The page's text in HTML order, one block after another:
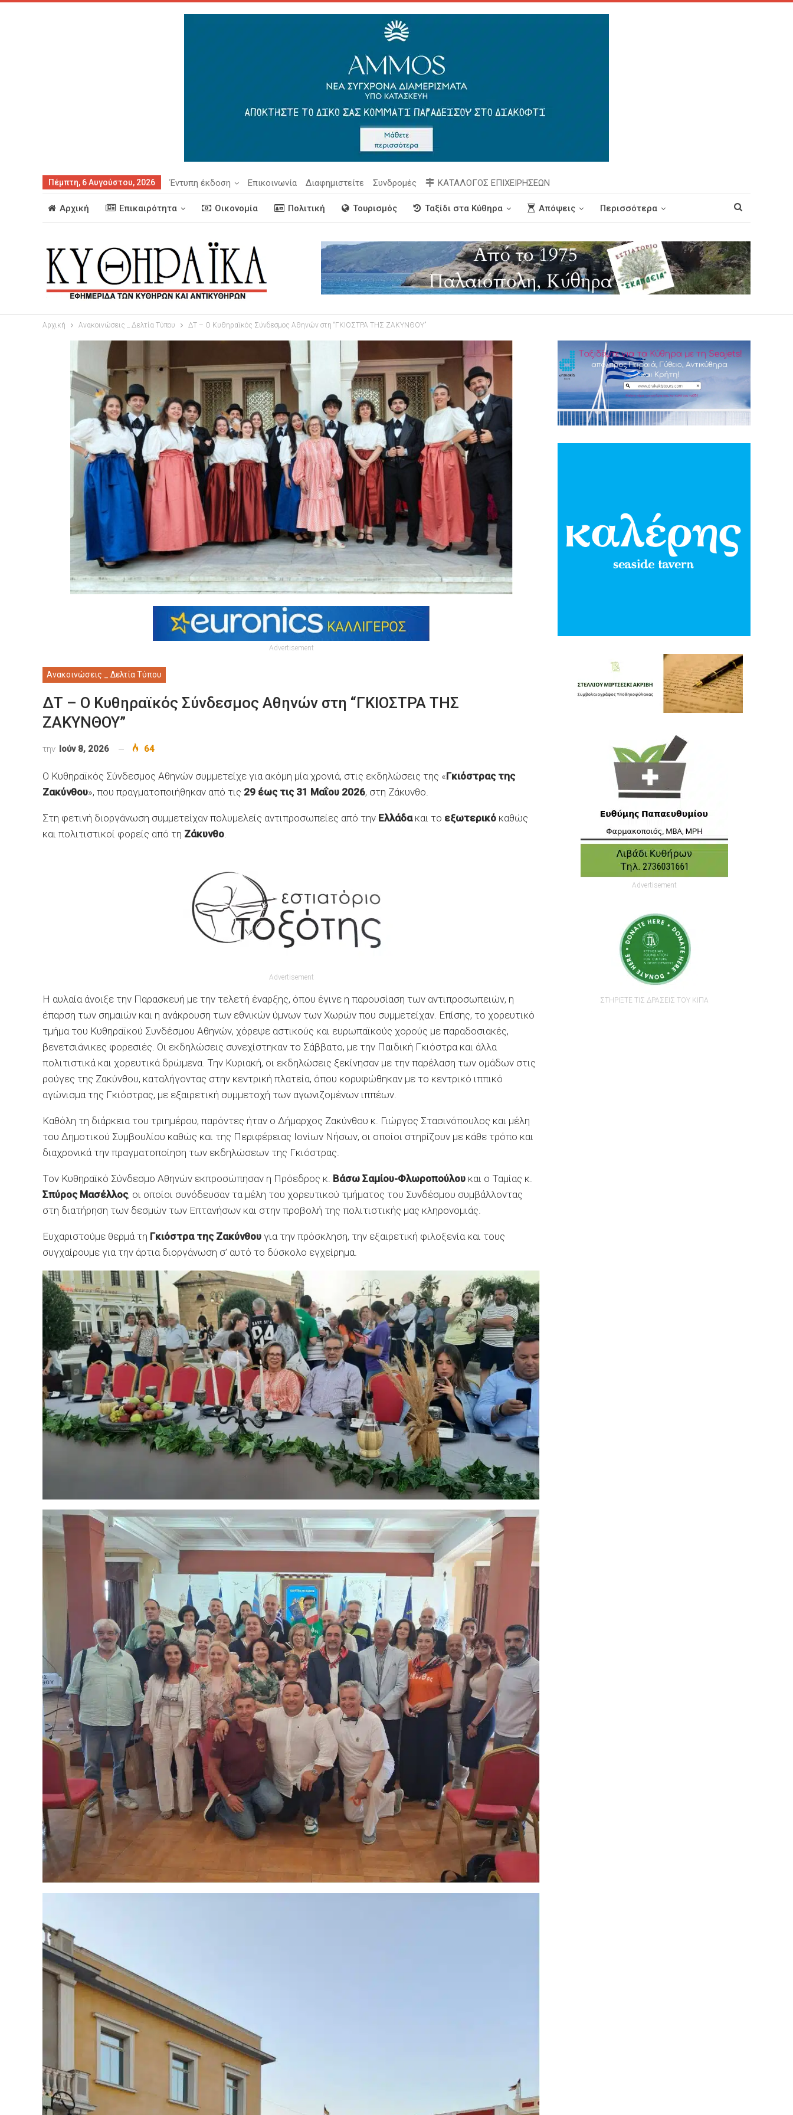
Πέμπτη, 6 Αυγούστου, 2026 Έντυπη έκδοση Επικοινωνία Διαφημιστείτε Συνδρομές ΚΑΤΑΛΟΓΟΣ ΕΠΙΧΕΙΡΗΣΕΩΝ
Αρχική Επικαιρότητα Οικονομία Πολιτική Τουρισμός Ταξίδι στα Κύθηρα Απόψεις Περισσότερα
Αρχική Ανακοινώσεις _ Δελτία Τύπου ΔΤ – Ο Κυθηραϊκός Σύνδεσμος Αθηνών στη “ΓΚΙΟΣΤΡΑ ΤΗΣ ΖΑΚΥΝΘΟΥ”
Advertisement
Ανακοινώσεις _ Δελτία Τύπου
ΔΤ – Ο Κυθηραϊκός Σύνδεσμος Αθηνών στη “ΓΚΙΟΣΤΡΑ ΤΗΣ
ΖΑΚΥΝΘΟΥ”
την Ιούν 8, 2026 64
Ο Κυθηραϊκός Σύνδεσμος Αθηνών συμμετείχε για ακόμη μία χρονιά, στις εκδηλώσεις της «Γκιόστρας της
Ζακύνθου», που πραγματοποιήθηκαν από τις 29 έως τις 31 Μαΐου 2026, στη Ζάκυνθο.
Στη φετινή διοργάνωση συμμετείχαν πολυμελείς αντιπροσωπείες από την Ελλάδακαι το εξωτερικό καθώς
και πολιτιστικοί φορείς από τη Ζάκυνθο.
Advertisement
Η αυλαία άνοιξε την Παρασκευή με την τελετή έναρξης, όπου έγινε η παρουσίαση των αντιπροσωπειών, η
έπαρση των σημαιών και η ανάκρουση των εθνικών ύμνων των Χωρών που συμμετείχαν. Επίσης, το χορευτικό
τμήμα του Κυθηραϊκού Συνδέσμου Αθηνών, χόρεψε αστικούς και ευρωπαϊκούς χορούς με παραδοσιακές,
βενετσιάνικες φορεσιές. Οι εκδηλώσεις συνεχίστηκαν το Σάββατο, με την Παιδική Γκιόστρα και άλλα
πολιτιστικά και χορευτικά δρώμενα. Την Κυριακή, οι εκδηλώσεις ξεκίνησαν με την παρέλαση των ομάδων στις
ρούγες της Ζακύνθου, καταλήγοντας στην κεντρική πλατεία, όπου κορυφώθηκαν με το κεντρικό ιππικό
αγώνισμα της Γκιόστρας, με εξαιρετική συμμετοχή των αγωνιζομένων ιππέων.
Καθόλη τη διάρκεια του τριημέρου, παρόντες ήταν ο Δήμαρχος Ζακύνθου κ. Γιώργος Στασινόπουλος και μέλη
του Δημοτικού Συμβουλίου καθώς και της Περιφέρειας Ιονίων Νήσων, οι οποίοι στηρίζουν με κάθε τρόπο και
διαχρονικά την πραγματοποίηση των εκδηλώσεων της Γκιόστρας.
Τον Κυθηραϊκό Σύνδεσμο Αθηνών εκπροσώπησαν η Πρόεδρος κ. Βάσω Σαμίου-Φλωροπούλου και ο Ταμίας κ.
Σπύρος Μασέλλος, οι οποίοι συνόδευσαν τα μέλη του χορευτικού τμήματος του Συνδέσμου συμβάλλοντας
στη διατήρηση των δεσμών των Επτανήσων και στην προβολή της πολιτιστικής μας κληρονομιάς.
Ευχαριστούμε θερμά τη Γκιόστρα της Ζακύνθου για την πρόσκληση, την εξαιρετική φιλοξενία και τους
συγχαίρουμε για την άρτια διοργάνωση σ’ αυτό το δύσκολο εγχείρημα.
Advertisement
ΣΤΗΡΙΞΤΕ ΤΙΣ ΔΡΑΣΕΙΣ ΤΟΥ ΚΙΠΑ